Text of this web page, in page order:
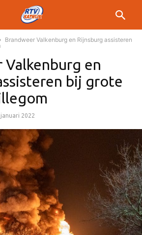
Brandweer Valkenburg en Rijnsburg assisteren
Valkenburg en
bij grote
januari 2022